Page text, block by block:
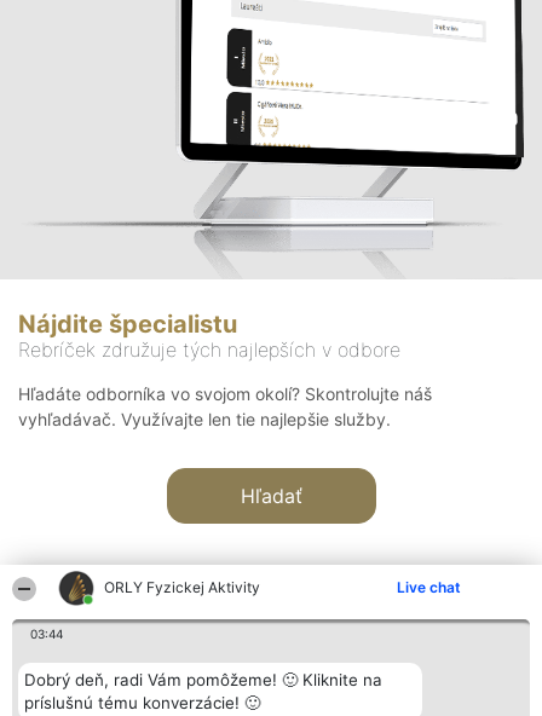
ORLY Fyzickej Aktivity Live chat
03:44
Dobrý deň, radi Vám pomôžeme! 🙂 Kliknite na
príslušnú tému konverzácie! 🙂
Nájdite špecialistu
Rebríček združuje tých najlepších v odbore
Hľadáte odborníka vo svojom okolí? Skontrolujte náš
vyhľadávač. Využívajte len tie najlepšie služby.
Hľadať
Organizátor hodnotenia
Bright Side Solutions sp. z o.
o. sp. k.
Hodnotenie
Laureáti
Lista
Kontakt
Kontakt